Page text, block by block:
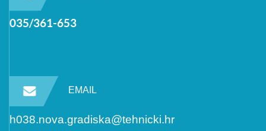
035/361-653
EMAIL
h038.nova.gradiska@tehnicki.hr